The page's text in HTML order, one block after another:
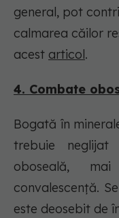
general, pot
calmarea căilor
acest articol.
4. Combate
Bogată în
trebuie
oboseală,
convalescență.
este deosebit de